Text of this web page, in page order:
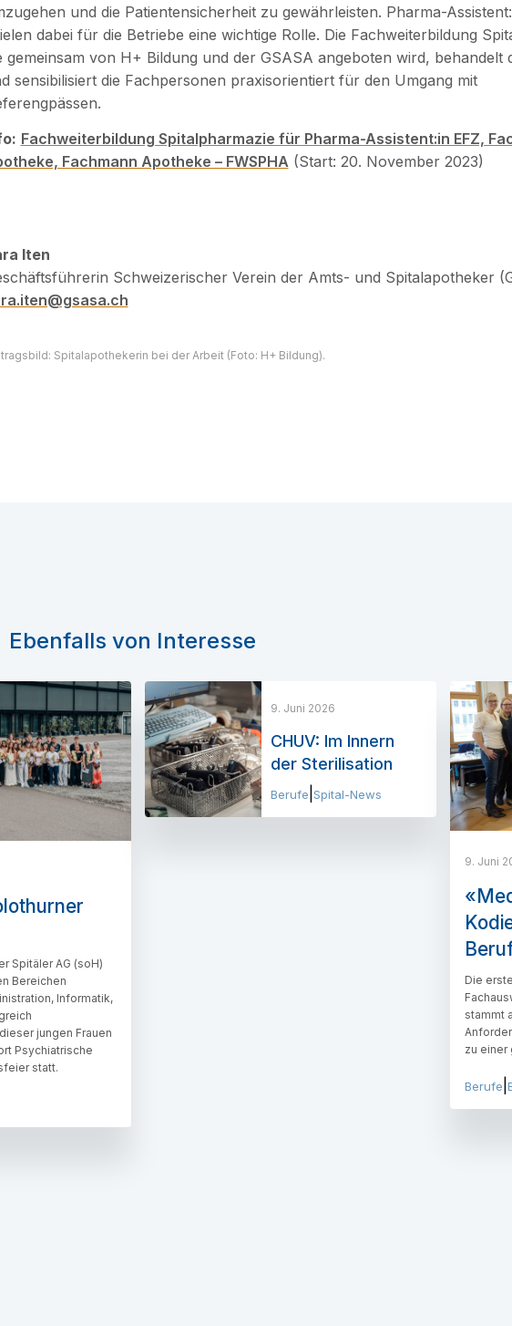
und die Patientensicherheit zu gewährleisten. Pharma-
dabei für die Betriebe eine wichtige Rolle. Die Fachweiterbildung
gemeinsam von H+ Bildung und der GSASA angeboten wird, behandelt
sensibilisiert die Fachpersonen praxisorientiert für den Umgang mit
Fachweiterbildung Spitalpharmazie für Pharma-Assistent:in EFZ,
Fachmann Apotheke – FWSPHA(Start: 20. November 2023)
Iten
Schweizerischer Verein der Amts- und Spitalapotheker
Spitalapothekerin bei der Arbeit (Foto: H+ Bildung).
Ebenfalls von Interesse
Spitäler AG (soH)
Bereichen
Informatik,
jungen Frauen
Psychiatrische
statt.
9. Juni 2026
CHUV: Im Innern
der Sterilisation
Berufe Spital-News
9. Juni
Die
stammt
zu einer
Berufe